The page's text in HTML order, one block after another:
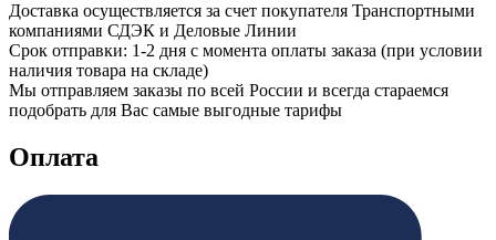
Доставка осуществляется за счет покупателя Транспортными
компаниями СДЭК и Деловые Линии
Срок отправки: 1-2 дня с момента оплаты заказа (при условии
наличия товара на складе)
Мы отправляем заказы по всей России и всегда стараемся
подобрать для Вас самые выгодные тарифы
Оплата